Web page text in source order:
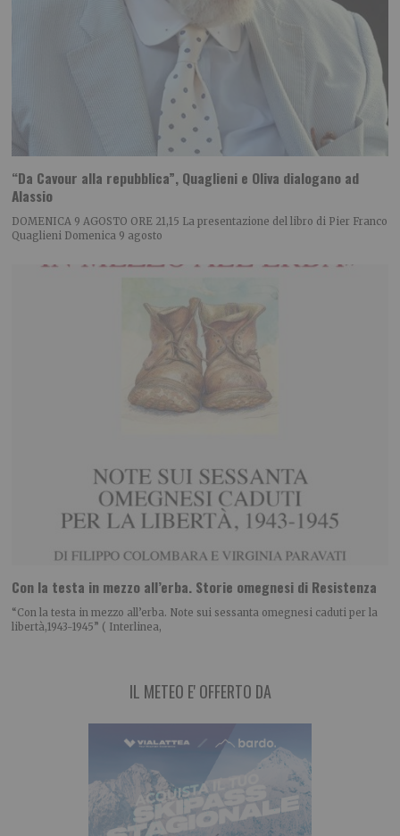
“Da Cavour alla repubblica”, Quaglieni e Oliva dialogano ad
Alassio
DOMENICA 9 AGOSTO ORE 21,15 La presentazione del libro di Pier Franco
Quaglieni Domenica 9 agosto
Con la testa in mezzo all’erba. Storie omegnesi di Resistenza
“Con la testa in mezzo all’erba. Note sui sessanta omegnesi caduti per la
libertà,1943-1945” ( Interlinea,
IL METEO E' OFFERTO DA